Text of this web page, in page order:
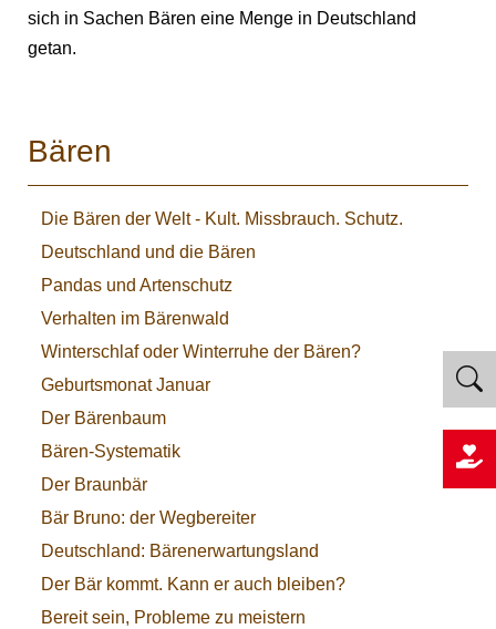
sich in Sachen Bären eine Menge in Deutschland
getan.
Bären
Die Bären der Welt - Kult. Missbrauch. Schutz.
Deutschland und die Bären
Pandas und Artenschutz
Verhalten im Bärenwald
Winterschlaf oder Winterruhe der Bären?
Geburtsmonat Januar
Der Bärenbaum
Bären-Systematik
Der Braunbär
Bär Bruno: der Wegbereiter
Deutschland: Bärenerwartungsland
Der Bär kommt. Kann er auch bleiben?
Bereit sein, Probleme zu meistern